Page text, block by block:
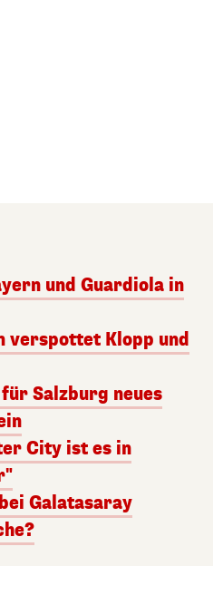
und Guardiola in
verspottet Klopp und
Salzburg neues
City ist es in
Galatasaray